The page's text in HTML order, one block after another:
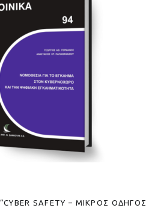
SAFETY – ΜΙΚΡΟΣ ΟΔΗΓΟΣ